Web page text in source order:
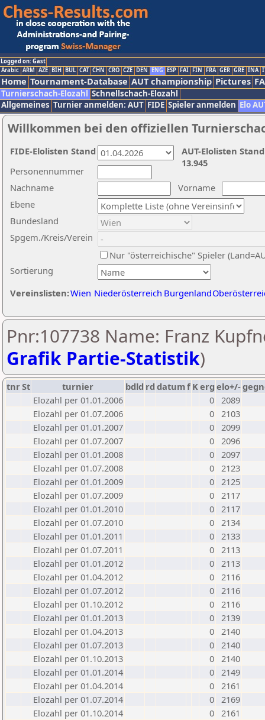
Logged on: Gast
Arabic ARM AZE BIH BUL CAT CHN CRO CZE DEN ENG ESP FAI FIN FRA GER GRE INA
Home Tournament-Database AUT championship Pictures
Turnierschach-Elozahl Schnellschach-Elozahl
Allgemeines Turnier anmelden: AUT FIDE Spieler anmelden Elo
Willkommen bei den offiziellen
Nachname
Vorname
Ebene
Sortierung
Personennummer
Bundesland
Spgem./Kreis/Verein
Nur "österreichische" Spieler
Vereinslisten:Wien Niederösterreich Burgenland
AUT-Elolisten
13.945
FIDE-Elolisten Stand
Pnr:107738 Name: Franz
Grafik Partie-Statistik)
tnrSt turnier bdld rd datumf Kerg elo+/-
Elozahl per 01.01.2006
0 2089
Elozahl per 01.07.2006
0 2103
Elozahl per 01.01.2007
0 2099
Elozahl per 01.07.2007
0 2096
Elozahl per 01.01.2008
0 2097
Elozahl per 01.07.2008
0 2123
Elozahl per 01.01.2009
0 2125
Elozahl per 01.07.2009
0 2117
Elozahl per 01.01.2010
0 2117
Elozahl per 01.07.2010
0 2134
Elozahl per 01.01.2011
0 2133
Elozahl per 01.07.2011
0 2113
Elozahl per 01.01.2012
0 2113
Elozahl per 01.04.2012
0 2116
Elozahl per 01.07.2012
0 2116
Elozahl per 01.10.2012
0 2116
Elozahl per 01.01.2013
0 2139
Elozahl per 01.04.2013
0 2140
Elozahl per 01.07.2013
0 2140
Elozahl per 01.10.2013
0 2140
Elozahl per 01.01.2014
0 2149
Elozahl per 01.04.2014
0 2161
Elozahl per 01.07.2014
0 2169
Elozahl per 01.10.2014
0 2161